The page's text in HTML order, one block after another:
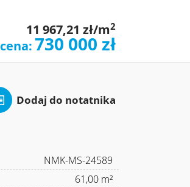
11 967,21 zł/m2
cena:730 000 zł
Dodaj do notatnika
NMK-MS-24589
61,00 m²